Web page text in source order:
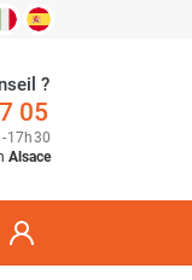
?
05
-17h30
Alsace